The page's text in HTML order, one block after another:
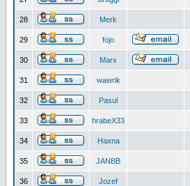
28 Merk
29 fojo
30 Marx
31 wawrik
32 Pasul
33 hrabeX33
34 Haxna
35 JANBB
36 Jozef